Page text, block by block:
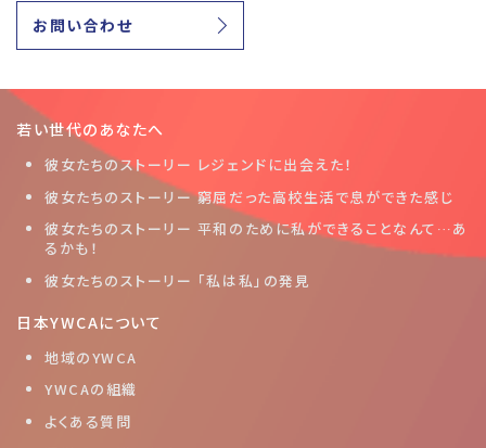
お問い合わせ
若い世代のあなたへ
彼女たちのストーリー レジェンドに出会えた！
彼女たちのストーリー 窮屈だった高校生活で息ができた感じ
彼女たちのストーリー 平和のために私ができることなんて…あ
るかも！
彼女たちのストーリー 「私は私」の発見
日本YWCAについて
地域のYWCA
YWCAの組織
よくある質問